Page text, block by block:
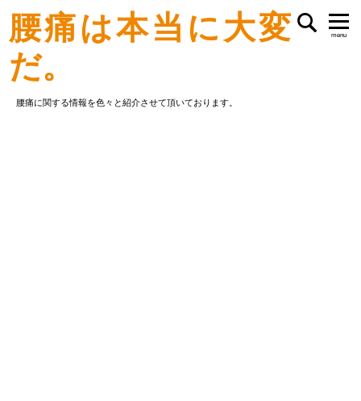
腰痛は本当に大変
だ。
腰痛に関する情報を色々と紹介させて頂いております。
menu